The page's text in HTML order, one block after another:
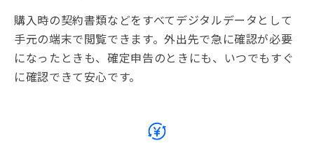
購入時の契約書類などをすべてデジタルデータとして
手元の端末で閲覧できます。外出先で急に確認が必要
になったときも、確定申告のときにも、いつでもすぐ
に確認できて安心です。